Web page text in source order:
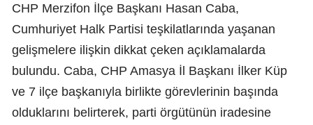
CHP Merzifon İlçe Başkanı Hasan Caba,
Cumhuriyet Halk Partisi teşkilatlarında yaşanan
gelişmelere ilişkin dikkat çeken açıklamalarda
bulundu. Caba, CHP Amasya İl Başkanı İlker Küp
ve 7 ilçe başkanıyla birlikte görevlerinin başında
olduklarını belirterek, parti örgütünün iradesine